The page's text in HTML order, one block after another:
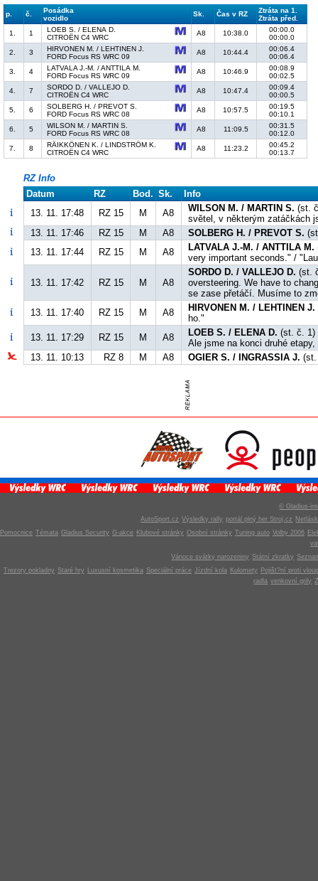
p. č.
Posádka
vozidlo
Sk. Čas v RZ
Ztráta na 1.
Ztráta před.
1.
1
LOEB S. / ELENA D.
CITROËN C4 WRC
A8 10:38.0
00:00.0
00:00.0
2.
3
HIRVONEN M. / LEHTINEN J.
FORD Focus RS WRC 09
A8 10:44.4
00:06.4
00:06.4
3.
4
LATVALA J.-M. / ANTTILA M.
FORD Focus RS WRC 09
A8 10:46.9
00:08.9
00:02.5
4.
7
SORDO D. / VALLEJO D.
CITROËN C4 WRC
A8 10:47.4
00:09.4
00:00.5
5.
6
SOLBERG H. / PREVOT S.
FORD Focus RS WRC 08
A8 10:57.5
00:19.5
00:10.1
6.
5
WILSON M. / MARTIN S.
FORD Focus RS WRC 08
A8 11:09.5
00:31.5
00:12.0
7.
8
RÄIKKÖNEN K. / LINDSTRÖM K.
CITROËN C4 WRC
A8 11:23.2
00:45.2
00:13.7
RZ Info
Datum
RZ Bod. Sk.
Info
13. 11. 17:48
RZ 15 M A8 WILSON M. / MARTIN S. (st.
světel, v některým zatáčkách
13. 11. 17:46
RZ 15 M A8 SOLBERG H. / PREVOT S.
13. 11. 17:44
RZ 15 M A8 LATVALA J.-M. / ANTTILA M.
very important seconds." /
13. 11. 17:42 RZ 15 M A8
SORDO D. / VALLEJO D. (st.
oversteering. We have to
se zase přetáčí. Musíme to
13. 11. 17:40
RZ 15 M A8 HIRVONEN M. / LEHTINEN J.
ho."
13. 11. 17:29
RZ 15 M A8 LOEB S. / ELENA D. (st. č. 1)
Ale jsme na konci druhé
13. 11. 10:13
RZ 8 M A8 OGIER S. / INGRASSIA J.
© Gladius-
AutoSport.cz Výsledky rally portál plný her Stroj.cz
Pomocnice Témata Gladius Security G-akce Klubové stránky Osobní stránky Tuning auto Volby 2006
Vánoce svátky narozeniny Státní zkratky
Trezory pokladny Staré hry Luxusní kosmetika Speciální práce Jízdní kola Kulomety
Pojišt?ní proti
radla venkovní grily